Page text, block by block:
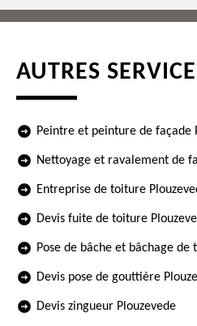
AUTRES
Peintre et peinture de façade
Nettoyage et ravalement de
Entreprise de toiture
Devis fuite de toiture
Pose de bâche et bâchage de
Devis pose de gouttière
Devis zingueur Plouzevede